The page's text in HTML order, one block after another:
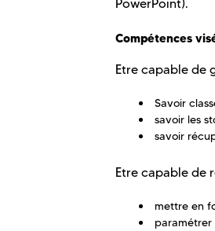
PowerPoint).
Compétences
Etre capable de
Savoir
savoir les
savoir
Etre capable de
mettre en
paramétrer